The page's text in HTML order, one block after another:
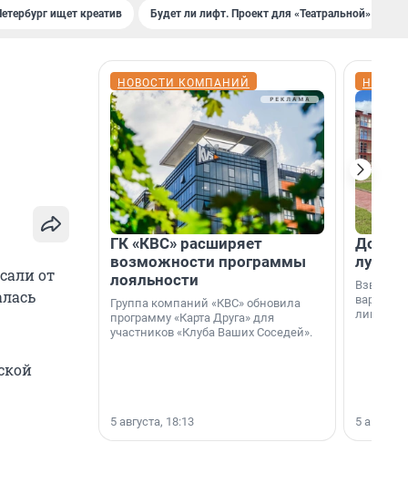
ищет креатив Будет ли лифт. Проект для «Театральной»
от
НОВОСТИ КОМПАНИЙ
ГК «КВС» расширяет
возможности программы
лояльности
Группа компаний «КВС» обновила
программу «Карта Друга» для
участников «Клуба Ваших Соседей».
5 августа, 18:13
Дом
лучше
лишнего
5